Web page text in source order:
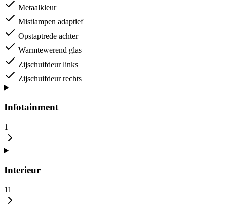
Metaalkleur
Mistlampen adaptief
Opstaptrede achter
Warmtewerend glas
Zijschuifdeur links
Zijschuifdeur rechts
Infotainment
1
Interieur
11